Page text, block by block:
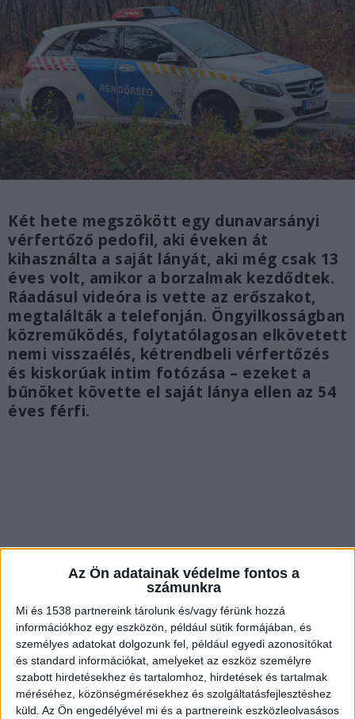
Az Ön adatainak védelme fontos a
számunkra
Mi és 1538 partnereink tárolunk és/vagy férünk hozzá
információkhoz egy eszközön, például sütik formájában, és
személyes adatokat dolgozunk fel, például egyedi azonosítókat
és standard információkat, amelyeket az eszköz személyre
szabott hirdetésekhez és tartalomhoz, hirdetések és tartalmak
méréséhez, közönségmérésekhez és szolgáltatásfejlesztéshez
küld. Az Ön engedélyével mi és a partnereink eszközleolvasásos
Két hete megszökött egy dunavarsányi
vérfertőző pedofil, aki éveken át
kihasználta a saját lányát, aki még csak 13
éves volt, amikor a borzalmak kezdődtek.
Ráadásul videóra is vette az erőszakot,
megtalálták a telefonján. Öngyilkosságban
közreműködés, folytatólagosan elkövetett
nemi visszaélés, kétrendbeli vérfertőzés
és kiskorúak intim fotózása – ezeket a
bűnöket követte el saját lánya ellen az 54
éves férfi.
Megjárta a börtönt
A dunavarsányi apa egyszer már börtönbe került,